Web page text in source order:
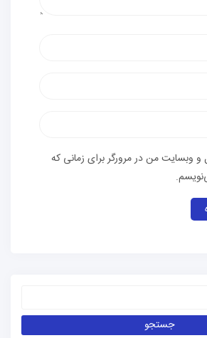
و وبسایت من در مرورگر برای زمانی که